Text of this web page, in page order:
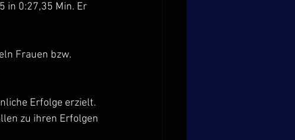
in 0:27,35 Min. Er
Frauen bzw.
Erfolge erzielt.
zu ihren Erfolgen